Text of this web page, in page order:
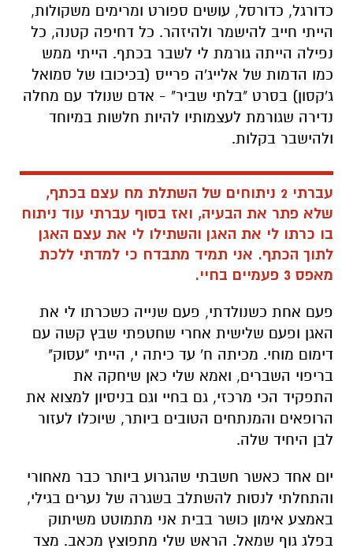
כדורגל, כדורסל, עושים ספורט ומרימים משקולות,
הייתי חייב להישמר ולהיזהר. כל דחיפה קטנה, כל
נפילה הייתה גורמת לי לשבר בכתף. הייתי ממש
כמו הדמות של אלייג'ה פרייס (בכיכובו של סמואל
ג'קסון) בסרט "בלתי שביר" - אדם שנולד עם מחלה
נדירה שגורמת לעצמותיו להיות חלשות במיוחד
ולהישבר בקלות.
עברתי 2 ניתוחים של השתלת מח עצם בכתף,
שלא פתר את הבעיה, ואז בסוף עברתי עוד ניתוח
בו כרתו לי את האגן והשתילו לי את עצם האגן
לתוך הכתף. אני תמיד מתבדח כי למדתי ללכת
מאפס 3 פעמיים בחיי.
פעם אחת כשנולדתי, פעם שנייה כשכרתו לי את
האגן ופעם שלישית אחרי שחטפתי שבץ קשה עם
דימום מוחי. מכיתה ח' עד כיתה י, הייתי "עסוק"
בריפוי השברים, ואמא שלי כאן שיחקה את
התפקיד הכי מרכזי, גם בחיי וגם בניסיון למצוא את
הרופאים והמנתחים הטובים ביותר, שיוכלו לעזור
לבן היחיד שלה.
יום אחד כאשר חשבתי שהגרוע ביותר כבר מאחורי
והתחלתי לנסות להשתלב בשגרה של נערים בגילי,
באמצע אימון כושר בבית אני מתמוטט משיתוק
בפלג גוף שמאל. הראש שלי מתפוצץ מכאב. מצד